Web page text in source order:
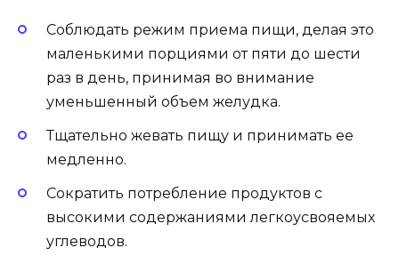
Соблюдать режим приема пищи, делая это
маленькими порциями от пяти до шести
раз в день, принимая во внимание
уменьшенный объем желудка.
Тщательно жевать пищу и принимать ее
медленно.
Сократить потребление продуктов с
высокими содержаниями легкоусвояемых
углеводов.